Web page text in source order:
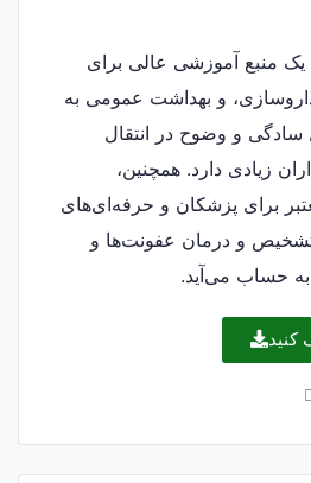
منبع آموزشی عالی برای
و بهداشت عمومی به
سادگی و وضوح در انتقال
زیادی دارد. همچنین،
برای پزشکان و حرفه‌ای‌های
و درمان عفونت‌ها و
به حساب می‌آید.